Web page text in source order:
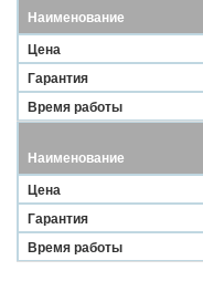
Наименование
Цена
Гарантия
Время работы
Наименование
Цена
Гарантия
Время работы